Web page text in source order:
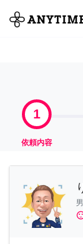
全て
1
依頼内容